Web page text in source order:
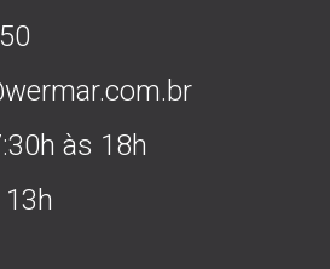
às 18h